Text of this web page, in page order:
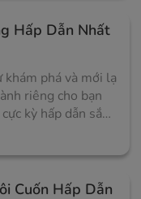
Kitty Island,
vào tuần trước.
Sunblink Studio
nền tảng Apple
Trong game,
bộ phim hoạt
trong một thời
Hấp Dẫn Nhất
phá và mới lạ
riêng cho bạn
kỳ hấp dẫn sắp
Planet:
thế giới mở đầy
được phát hành
Cuốn Hấp Dẫn